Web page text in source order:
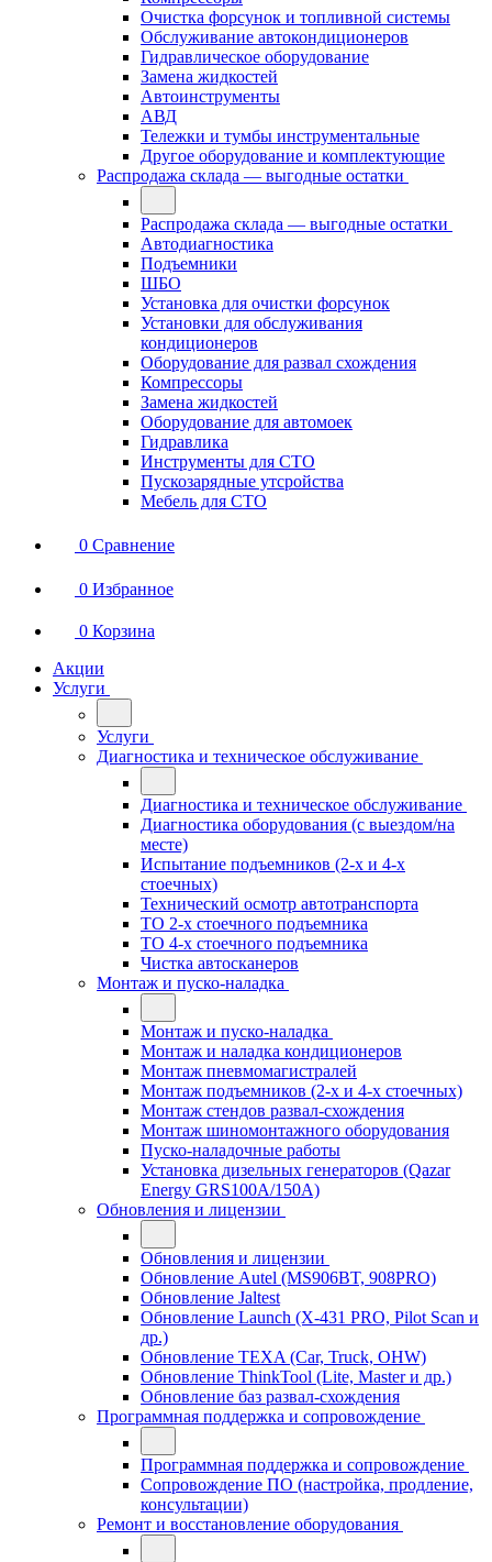
Очистка форсунок и топливной системы
Обслуживание автокондиционеров
Гидравлическое оборудование
Замена жидкостей
Автоинструменты
АВД
Тележки и тумбы инструментальные
Другое оборудование и комплектующие
Распродажа склада — выгодные остатки
Распродажа склада — выгодные остатки
Автодиагностика
Подъемники
ШБО
Установка для очистки форсунок
Установки для обслуживания
кондиционеров
Оборудование для развал схождения
Компрессоры
Замена жидкостей
Оборудование для автомоек
Гидравлика
Инструменты для СТО
Пускозарядные утсройства
Мебель для СТО
0 Сравнение
0 Избранное
0 Корзина
Акции
Услуги
Услуги
Диагностика и техническое обслуживание
Диагностика и техническое обслуживание
Диагностика оборудования (с выездом/на
месте)
Испытание подъемников (2-х и 4-х
стоечных)
Технический осмотр автотранспорта
ТО 2-х стоечного подъемника
ТО 4-х стоечного подъемника
Чистка автосканеров
Монтаж и пуско-наладка
Монтаж и пуско-наладка
Монтаж и наладка кондиционеров
Монтаж пневмомагистралей
Монтаж подъемников (2-х и 4-х стоечных)
Монтаж стендов развал-схождения
Монтаж шиномонтажного оборудования
Пуско-наладочные работы
Установка дизельных генераторов (Qazar
Energy GRS100A/150A)
Обновления и лицензии
Обновления и лицензии
Обновление Autel (MS906BT, 908PRO)
Обновление Jaltest
Обновление Launch (X-431 PRO, Pilot Scan и
др.)
Обновление TEXA (Car, Truck, OHW)
Обновление ThinkTool (Lite, Master и др.)
Обновление баз развал-схождения
Программная поддержка и сопровождение
Программная поддержка и сопровождение
Сопровождение ПО (настройка, продление,
консультации)
Ремонт и восстановление оборудования